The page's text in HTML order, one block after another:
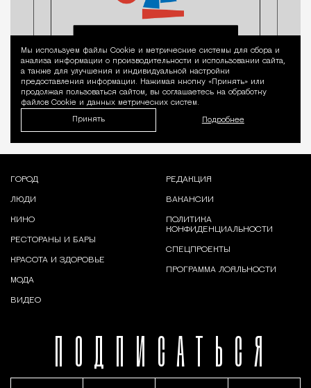
Уведомление
Мы используем файлы Сookie и метрические системы для сбора и
анализа информации о производительности и использовании сайта,
а также для улучшения и индивидуальной настройки
предоставления информации. Нажимая кнопку «Принять» или
продолжая пользоваться сайтом, вы соглашаетесь на обработку
файлов Cookie и данных метрических систем.
Принять Подробнее
ПОДПИСАТЬСЯ
ГОРОД
ЛЮДИ
КИНО
РЕСТОРАНЫ И БАРЫ
КРАСОТА И ЗДОРОВЬЕ
МОДА
ВИДЕО
РЕДАКЦИЯ
ВАКАНСИИ
ПОЛИТИКА
КОНФИДЕНЦИАЛЬНОСТИ
СПЕЦПРОЕКТЫ
ПРОГРАММА ЛОЯЛЬНОСТИ